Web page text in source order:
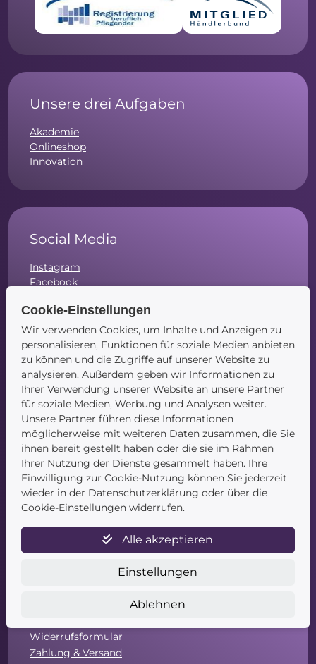
Unsere drei Aufgaben
Akademie
Onlineshop
Innovation
Social Media
Instagram
Facebook
Navigation
Startseite
Blog
Kontakt
Widerrufsformular
Zahlung & Versand
Cookie-Einstellungen
Wir verwenden Cookies, um Inhalte und Anzeigen zu
personalisieren, Funktionen für soziale Medien anbieten
zu können und die Zugriffe auf unserer Website zu
analysieren. Außerdem geben wir Informationen zu
Ihrer Verwendung unserer Website an unsere Partner
für soziale Medien, Werbung und Analysen weiter.
Unsere Partner führen diese Informationen
möglicherweise mit weiteren Daten zusammen, die Sie
ihnen bereit gestellt haben oder die sie im Rahmen
Ihrer Nutzung der Dienste gesammelt haben. Ihre
Einwilligung zur Cookie-Nutzung können Sie jederzeit
wieder in der Datenschutzerklärung oder über die
Cookie-Einstellungen widerrufen.
Alle akzeptieren
Einstellungen
Ablehnen